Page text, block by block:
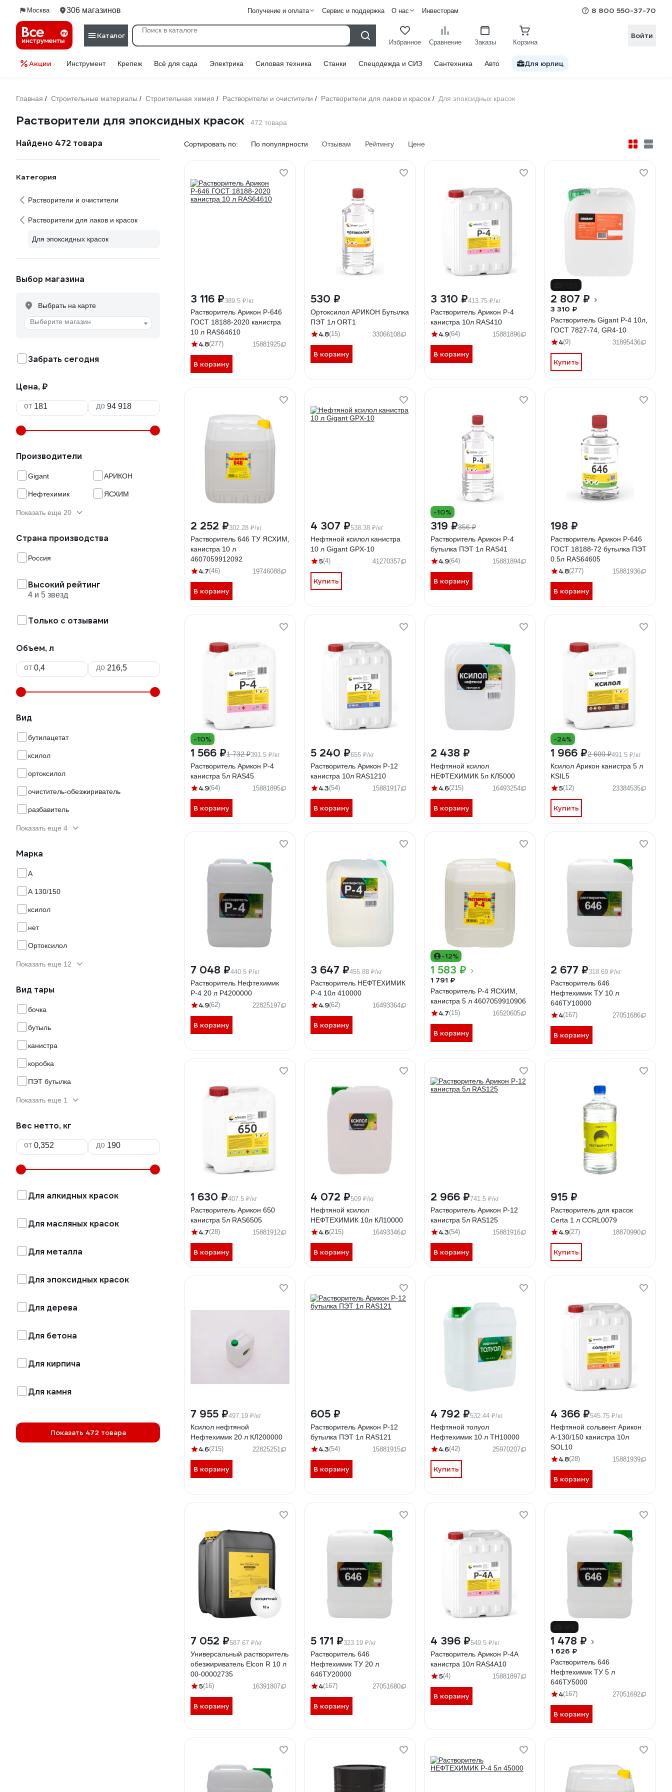
Москва 306 магазинов Получение и оплата Сервис и поддержка О нас Инвесторам 8 800 550-37-70
Каталог
Избранное Сравнение Заказы Корзина
Войти
Акции Инструмент Крепеж Всё для сада Электрика Силовая техника Станки Спецодежда и СИЗ Сантехника Авто Для юрлиц
Главная / Строительные материалы / Строительная химия / Растворители и очистители / Растворители для лаков и красок / Для эпоксидных красок
Растворители для эпоксидных красок 472 товара
Найдено 472 товара
Категория
Растворители и очистители
Растворители для лаков и красок
Для эпоксидных красок
Выбор магазина
Выбрать на карте
Выберите магазин
Забрать сегодня
Цена, ₽
от до
Производители
Gigant АРИКОН
Нефтехимик ЯСХИМ
Показать еще 20
Страна производства
Россия
Высокий рейтинг
4 и 5 звезд
Только с отзывами
Объем, л
от до
Вид
бутилацетат
ксилол
ортоксилол
очиститель-обезжириватель
разбавитель
Показать еще 4
Марка
А
А 130/150
ксилол
нет
Ортоксилол
Показать еще 12
Вид тары
бочка
бутыль
канистра
коробка
ПЭТ бутылка
Показать еще 1
Вес нетто, кг
от до
Для алкидных красок
Для масляных красок
Для металла
Для эпоксидных красок
Для дерева
Для бетона
Для кирпича
Для камня
Показать 472 товара
Сортировать по: По популярности Отзывам Рейтингу Цене
3 116 ₽389.5 ₽/кг
Растворитель Арикон Р-646
ГОСТ 18188-2020 канистра
10 л RAS64610
4.8(277) 15881925
В корзину
530 ₽
Ортоксилол АРИКОН Бутылка
ПЭТ 1л ORT1
4.8(15) 33066108
В корзину
3 310 ₽413.75 ₽/кг
Растворитель Арикон Р-4
канистра 10л RAS410
4.9(64) 15881896
В корзину
2 807 ₽
3 310 ₽
Растворитель Gigant Р-4 10л,
ГОСТ 7827-74, GR4-10
4(9) 31895436
Купить
2 252 ₽302.28 ₽/кг
Растворитель 646 ТУ ЯСХИМ,
канистра 10 л
4607059912092
4.7(46) 19746088
В корзину
4 307 ₽538.38 ₽/кг
Нефтяной ксилол канистра
10 л Gigant GPX-10
5(4) 41270357
Купить
-10%
319 ₽356 ₽
Растворитель Арикон Р-4
бутылка ПЭТ 1л RAS41
4.9(64) 15881894
В корзину
198 ₽
Растворитель Арикон Р-646
ГОСТ 18188-72 бутылка ПЭТ
0.5л RAS64605
4.8(277) 15881936
В корзину
-10%
1 566 ₽1 732 ₽391.5 ₽/кг
Растворитель Арикон Р-4
канистра 5л RAS45
4.9(64) 15881895
В корзину
5 240 ₽655 ₽/кг
Растворитель Арикон Р-12
канистра 10л RAS1210
4.3(54) 15881917
В корзину
2 438 ₽
Нефтяной ксилол
НЕФТЕХИМИК 5л КЛ5000
4.6(215) 16493254
В корзину
-24%
1 966 ₽2 600 ₽491.5 ₽/кг
Ксилол Арикон канистра 5 л
KSIL5
5(12) 23384535
Купить
7 048 ₽440.5 ₽/кг
Растворитель Нефтехимик
Р-4 20 л Р4200000
4.9(62) 22825197
В корзину
3 647 ₽455.88 ₽/кг
Растворитель НЕФТЕХИМИК
Р-4 10л 410000
4.9(62) 16493364
В корзину
-12%
1 583 ₽
1 791 ₽
Растворитель Р-4 ЯСХИМ,
канистра 5 л 4607059910906
4.7(15) 16520605
В корзину
2 677 ₽318.69 ₽/кг
Растворитель 646
Нефтехимик ТУ 10 л
646ТУ10000
4(167) 27051686
В корзину
1 630 ₽407.5 ₽/кг
Растворитель Арикон 650
канистра 5л RAS6505
4.7(28) 15881912
В корзину
4 072 ₽509 ₽/кг
Нефтяной ксилол
НЕФТЕХИМИК 10л КЛ10000
4.6(215) 16493346
В корзину
2 966 ₽741.5 ₽/кг
Растворитель Арикон Р-12
канистра 5л RAS125
4.3(54) 15881916
В корзину
915 ₽
Растворитель для красок
Certa 1 л CCRL0079
4.9(27) 18870990
Купить
7 955 ₽497.19 ₽/кг
Ксилол нефтяной
Нефтехимик 20 л КЛ200000
4.6(215) 22825251
В корзину
605 ₽
Растворитель Арикон Р-12
бутылка ПЭТ 1л RAS121
4.3(54) 15881915
В корзину
4 792 ₽532.44 ₽/кг
Нефтяной толуол
Нефтехимик 10 л ТН10000
4.6(42) 25970207
Купить
4 366 ₽545.75 ₽/кг
Нефтяной сольвент Арикон
А-130/150 канистра 10л
SOL10
4.8(28) 15881939
В корзину
7 052 ₽587.67 ₽/кг
Универсальный растворитель
обезжириватель Elcon R 10 л
00-00002735
5(16) 16391807
В корзину
5 171 ₽323.19 ₽/кг
Растворитель 646
Нефтехимик ТУ 20 л
646ТУ20000
4(167) 27051680
В корзину
4 396 ₽549.5 ₽/кг
Растворитель Арикон Р-4А
канистра 10л RAS4A10
5(4) 15881897
В корзину
1 478 ₽
1 626 ₽
Растворитель 646
Нефтехимик ТУ 5 л
646ТУ5000
4(167) 27051692
В корзину